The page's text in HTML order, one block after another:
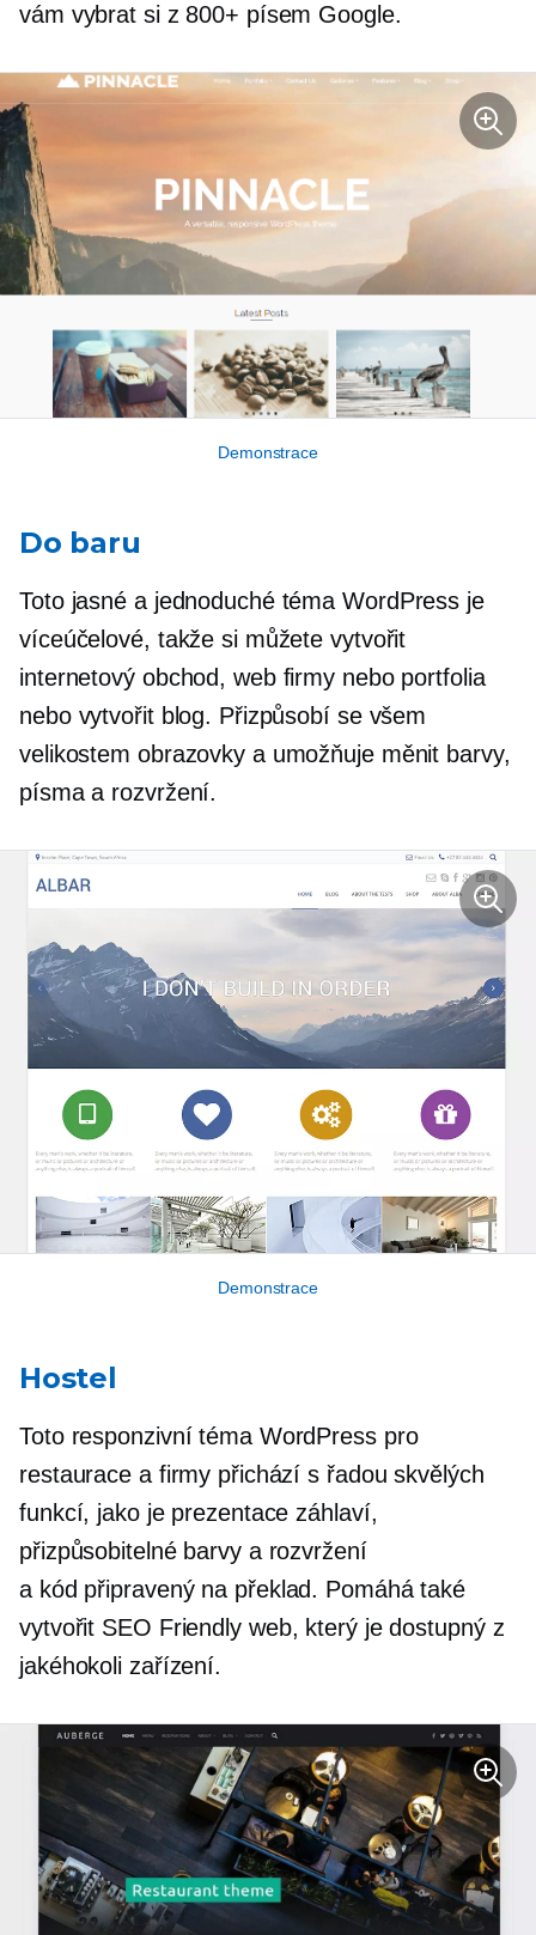
vám vybrat si z 800+ písem Google.
Demonstrace
Do baru
Toto jasné a jednoduché téma WordPress je
víceúčelové, takže si můžete vytvořit
internetový obchod, web firmy nebo portfolia
nebo vytvořit blog. Přizpůsobí se všem
velikostem obrazovky a umožňuje měnit barvy,
písma a rozvržení.
Demonstrace
Hostel
Toto responzivní téma WordPress pro
restaurace a firmy přichází s řadou skvělých
funkcí, jako je prezentace záhlaví,
přizpůsobitelné barvy a rozvržení
a kód připravený na překlad. Pomáhá také
vytvořit SEO Friendlyweb, který je dostupný z
jakéhokoli zařízení.